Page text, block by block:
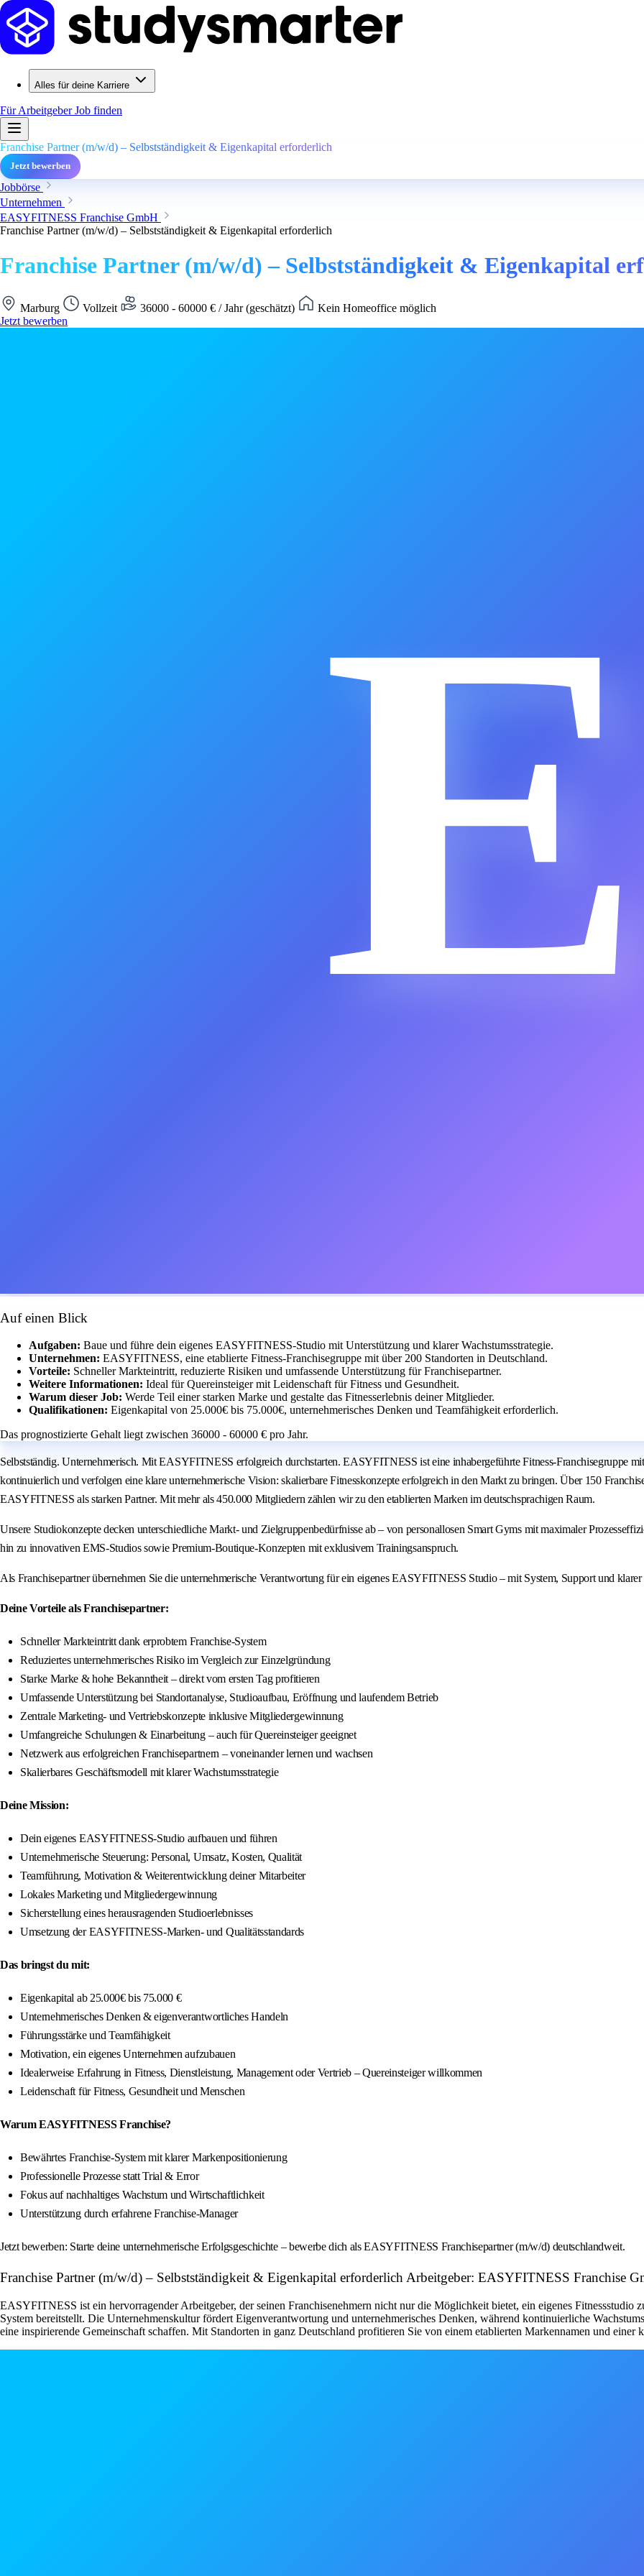
Alles für deine Karriere
Für ArbeitgeberJob finden
Franchise Partner (m/w/d) – Selbstständigkeit & Eigenkapital erforderlich
Jetzt bewerben
Jobbörse
Unternehmen
EASYFITNESS Franchise GmbH
Franchise Partner (m/w/d) – Selbstständigkeit & Eigenkapital erforderlich
Franchise Partner (m/w/d) – Selbstständigkeit & Eigenkapital
Marburg Vollzeit 36000 - 60000 € / Jahr (geschätzt)
Kein Homeoffice möglich
Jetzt bewerben
E
Auf einen Blick
Aufgaben: Baue und führe dein eigenes EASYFITNESS-Studio mit Unterstützung und klarer Wachstumsstrategie.
Unternehmen: EASYFITNESS, eine etablierte Fitness-Franchisegruppe mit über 200 Standorten in Deutschland.
Vorteile: Schneller Markteintritt, reduzierte Risiken und umfassende Unterstützung für Franchisepartner.
Weitere Informationen: Ideal für Quereinsteiger mit Leidenschaft für Fitness und Gesundheit.
Warum dieser Job: Werde Teil einer starken Marke und gestalte das Fitnesserlebnis deiner Mitglieder.
Qualifikationen: Eigenkapital von 25.000€ bis 75.000€, unternehmerisches Denken und Teamfähigkeit erforderlich.
Das prognostizierte Gehalt liegt zwischen 36000 - 60000 € pro Jahr.
Selbstständig. Unternehmerisch. Mit EASYFITNESS erfolgreich durchstarten. EASYFITNESS ist eine inhabergeführte Fitness-Franchisegruppe
kontinuierlich und verfolgen eine klare unternehmerische Vision: skalierbare Fitnesskonzepte erfolgreich in den Markt zu bringen. Über 150
EASYFITNESS als starken Partner. Mit mehr als 450.000 Mitgliedern zählen wir zu den etablierten Marken im deutschsprachigen Raum.
Unsere Studiokonzepte decken unterschiedliche Markt- und Zielgruppenbedürfnisse ab – von personallosen Smart Gyms mit maximaler
hin zu innovativen EMS-Studios sowie Premium-Boutique-Konzepten mit exklusivem Trainingsanspruch.
Als Franchisepartner übernehmen Sie die unternehmerische Verantwortung für ein eigenes EASYFITNESS Studio – mit System, Support und
Deine Vorteile als Franchisepartner:
Schneller Markteintritt dank erprobtem Franchise-System
Reduziertes unternehmerisches Risiko im Vergleich zur Einzelgründung
Starke Marke & hohe Bekanntheit – direkt vom ersten Tag profitieren
Umfassende Unterstützung bei Standortanalyse, Studioaufbau, Eröffnung und laufendem Betrieb
Zentrale Marketing- und Vertriebskonzepte inklusive Mitgliedergewinnung
Umfangreiche Schulungen & Einarbeitung – auch für Quereinsteiger geeignet
Netzwerk aus erfolgreichen Franchisepartnern – voneinander lernen und wachsen
Skalierbares Geschäftsmodell mit klarer Wachstumsstrategie
Deine Mission:
Dein eigenes EASYFITNESS-Studio aufbauen und führen
Unternehmerische Steuerung: Personal, Umsatz, Kosten, Qualität
Teamführung, Motivation & Weiterentwicklung deiner Mitarbeiter
Lokales Marketing und Mitgliedergewinnung
Sicherstellung eines herausragenden Studioerlebnisses
Umsetzung der EASYFITNESS-Marken- und Qualitätsstandards
Das bringst du mit:
Eigenkapital ab 25.000€ bis 75.000 €
Unternehmerisches Denken & eigenverantwortliches Handeln
Führungsstärke und Teamfähigkeit
Motivation, ein eigenes Unternehmen aufzubauen
Idealerweise Erfahrung in Fitness, Dienstleistung, Management oder Vertrieb – Quereinsteiger willkommen
Leidenschaft für Fitness, Gesundheit und Menschen
Warum EASYFITNESS Franchise?
Bewährtes Franchise-System mit klarer Markenpositionierung
Professionelle Prozesse statt Trial & Error
Fokus auf nachhaltiges Wachstum und Wirtschaftlichkeit
Unterstützung durch erfahrene Franchise-Manager
Jetzt bewerben: Starte deine unternehmerische Erfolgsgeschichte – bewerbe dich als EASYFITNESS Franchisepartner (m/w/d) deutschlandweit.
Franchise Partner (m/w/d) – Selbstständigkeit & Eigenkapital erforderlich Arbeitgeber: EASYFITNESS Franchise
EASYFITNESS ist ein hervorragender Arbeitgeber, der seinen Franchisenehmern nicht nur die Möglichkeit bietet, ein eigenes Fitnessstudio
System bereitstellt. Die Unternehmenskultur fördert Eigenverantwortung und unternehmerisches Denken, während kontinuierliche
eine inspirierende Gemeinschaft schaffen. Mit Standorten in ganz Deutschland profitieren Sie von einem etablierten Markennamen und